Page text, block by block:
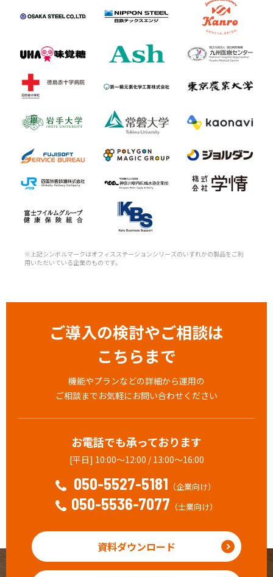
※上記シンボルマークはオフィスステーションシリーズのいずれかの製品をご利
用いただいている企業のものです。
ご導入の検討やご相談は
こちらまで
機能やプランなどの詳細から運用の
ご相談までお気軽にお問い合わせください
お電話でも承っております
[平日] 10:00～12:00 / 13:00～16:00
050-5527-5181 （企業向け）
050-5536-7077 （士業向け）
資料ダウンロード